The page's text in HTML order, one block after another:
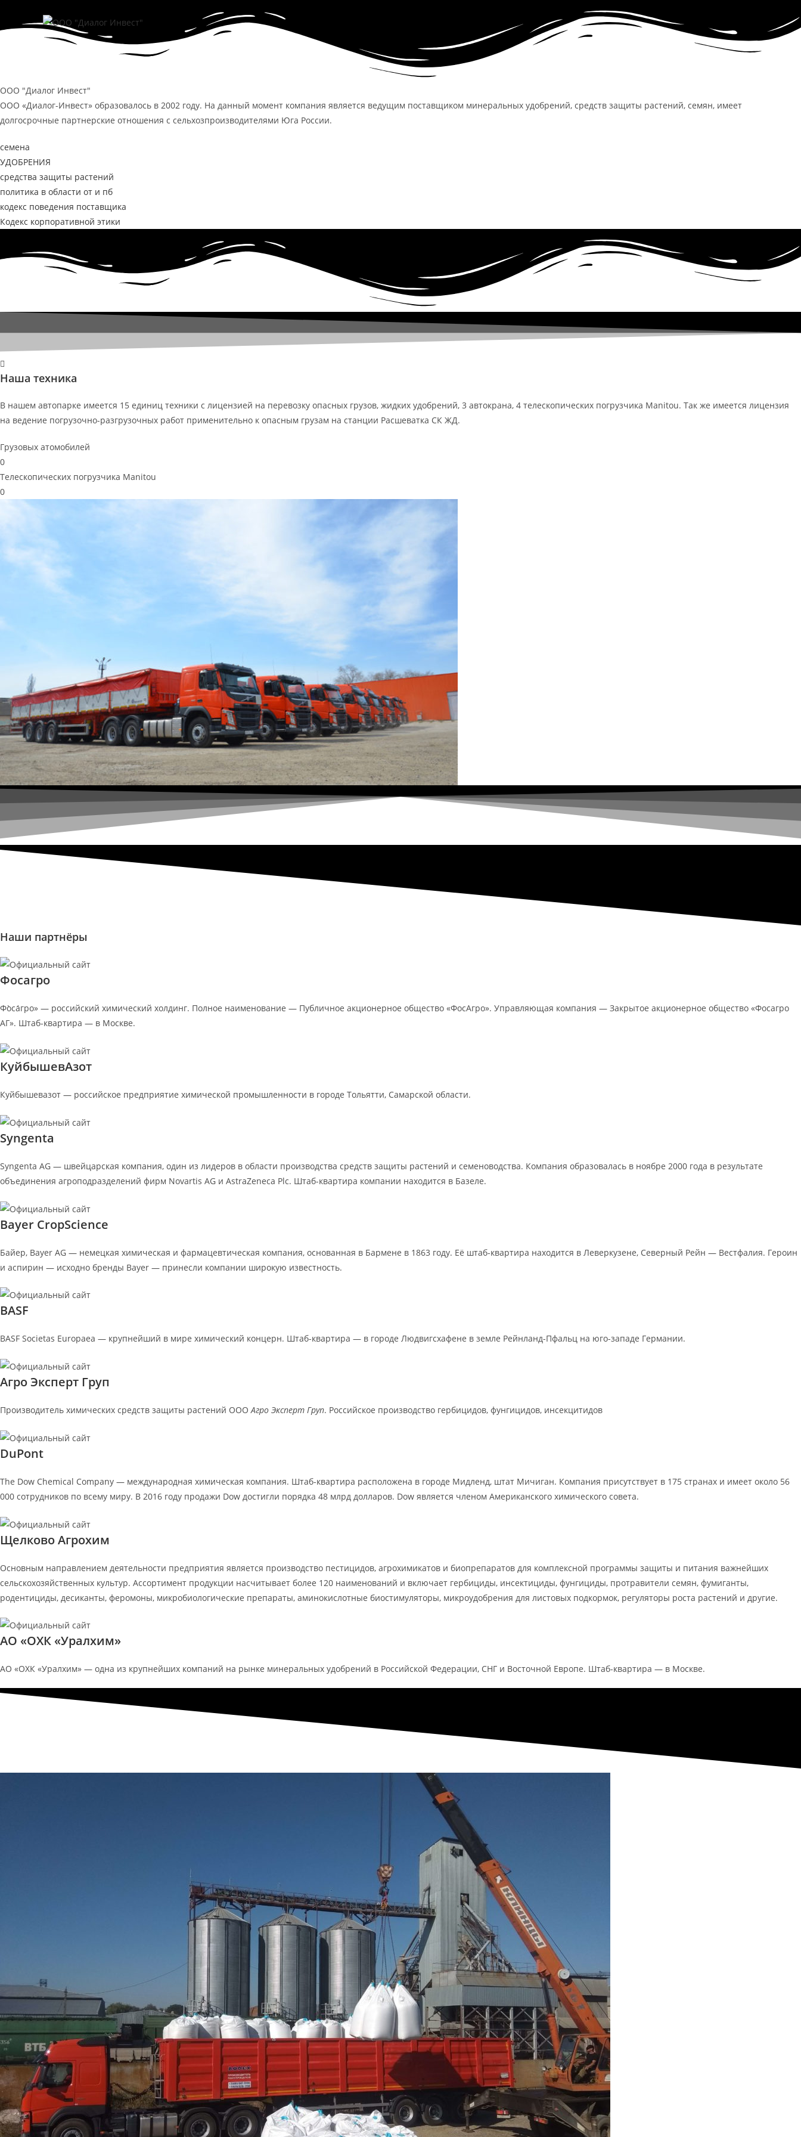
содержимому
ООО "Диалог Инвест"
ООО «Диалог-Инвест» образовалось в 2002 году. На данный момент компания является ведущим поставщиком минеральных удобрений, средств защиты растений, семян, имеет
долгосрочные партнерские отношения с сельхозпроизводителями Юга России.
семена
УДОБРЕНИЯ
средства защиты растений
политика в области от и пб
кодекс поведения поставщика
Кодекс корпоративной этики
Наша техника
В нашем автопарке имеется 15 единиц техники с лицензией на перевозку опасных грузов, жидких удобрений, 3 автокрана, 4 телескопических погрузчика Manitou. Так же имеется лицензия
на ведение погрузочно-разгрузочных работ применительно к опасным грузам на станции Расшеватка СК ЖД.
Грузовых атомобилей
0
Телескопических погрузчика Manitou
0
Наши партнёры
Фосагро
Фо̀са́гро» — российский химический холдинг. Полное наименование — Публичное акционерное общество «ФосАгро». Управляющая компания — Закрытое акционерное общество «Фосагро
АГ». Штаб-квартира — в Москве.
КуйбышевАзот
Куйбышевазот — российское предприятие химической промышленности в городе Тольятти, Самарской области.
Syngenta
Syngenta AG — швейцарская компания, один из лидеров в области производства средств защиты растений и семеноводства. Компания образовалась в ноябре 2000 года в результате
объединения агроподразделений фирм Novartis AG и AstraZeneca Plc. Штаб-квартира компании находится в Базеле.
Bayer CropScience
Байер, Bayer AG — немецкая химическая и фармацевтическая компания, основанная в Бармене в 1863 году. Её штаб-квартира находится в Леверкузене, Северный Рейн — Вестфалия. Героин
и аспирин — исходно бренды Bayer — принесли компании широкую известность.
BASF
BASF Societas Europaea — крупнейший в мире химический концерн. Штаб-квартира — в городе Людвигсхафене в земле Рейнланд-Пфальц на юго-западе Германии.
Агро Эксперт Груп
Производитель химических средств защиты растений ОООАгро Эксперт Груп. Российское производство гербицидов, фунгицидов, инсекцитидов
DuPont
The Dow Chemical Company — международная химическая компания. Штаб-квартира расположена в городе Мидленд, штат Мичиган. Компания присутствует в 175 странах и имеет около 56
000 сотрудников по всему миру. В 2016 году продажи Dow достигли порядка 48 млрд долларов. Dow является членом Американского химического совета.
Щелково Агрохим
Основным направлением деятельности предприятия является производство пестицидов, агрохимикатов и биопрепаратов для комплексной программы защиты и питания важнейших
сельскохозяйственных культур. Ассортимент продукции насчитывает более 120 наименований и включает гербициды, инсектициды, фунгициды, протравители семян, фумиганты,
родентициды, десиканты, феромоны, микробиологические препараты, аминокислотные биостимуляторы, микроудобрения для листовых подкормок, регуляторы роста растений и другие.
АО «ОХК «Уралхим»
АО «ОХК «Уралхим» — одна из крупнейших компаний на рынке минеральных удобрений в Российской Федерации, СНГ и Восточной Европе. Штаб-квартира — в Москве.